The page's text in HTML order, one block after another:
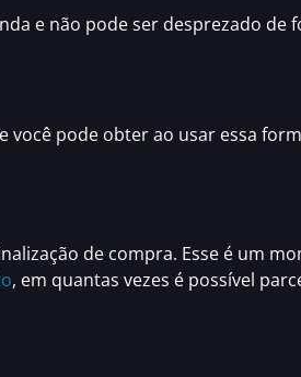
e não pode ser desprezado de
você pode obter ao usar essa
de compra. Esse é um
, em quantas vezes é possível